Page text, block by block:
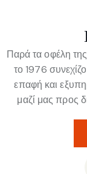
Παρά τα οφέλη
το 1976
επαφή και
μαζί μας προς